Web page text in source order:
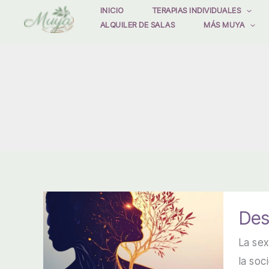
INICIO TERAPIAS INDIVIDUALES
ALQUILER DE SALAS
MÁS MUYA
La
la